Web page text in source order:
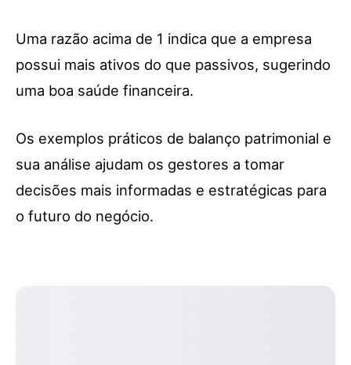
Uma razão acima de 1 indica que a empresa
possui mais ativos do que passivos, sugerindo
uma boa saúde financeira.
Os exemplos práticos de balanço patrimonial e
sua análise ajudam os gestores a tomar
decisões mais informadas e estratégicas para
o futuro do negócio.